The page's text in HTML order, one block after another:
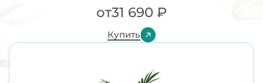
от31 690 ₽
Купить